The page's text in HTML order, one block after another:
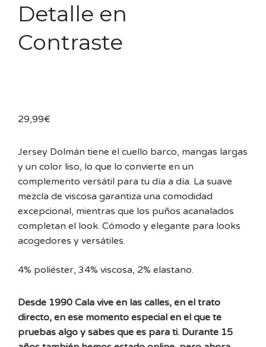
Detalle en
Contraste
29,99€
Jersey Dolmán tiene el cuello barco, mangas largas
y un color liso, lo que lo convierte en un
complemento versátil para tu día a día. La suave
mezcla de viscosa garantiza una comodidad
excepcional, mientras que los puños acanalados
completan el look. Cómodo y elegante para looks
acogedores y versátiles.
4% poliéster, 34% viscosa, 2% elastano.
Desde 1990 Cala vive en las calles, en el trato
directo, en ese momento especial en el que te
pruebas algo y sabes que es para ti. Durante 15